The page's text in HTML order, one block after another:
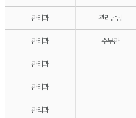
관리과 관리담당
관리과 주무관
관리과
관리과
관리과